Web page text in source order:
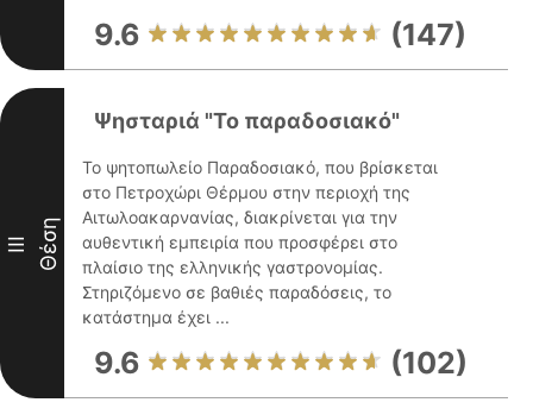
9.6 (147)
III Θέση
Ψησταριά "Το παραδοσιακό"
Το ψητοπωλείο Παραδοσιακό, που βρίσκεται
στο Πετροχώρι Θέρμου στην περιοχή της
Αιτωλοακαρνανίας, διακρίνεται για την
αυθεντική εμπειρία που προσφέρει στο
πλαίσιο της ελληνικής γαστρονομίας.
Στηριζόμενο σε βαθιές παραδόσεις, το
κατάστημα έχει ...
9.6 (102)